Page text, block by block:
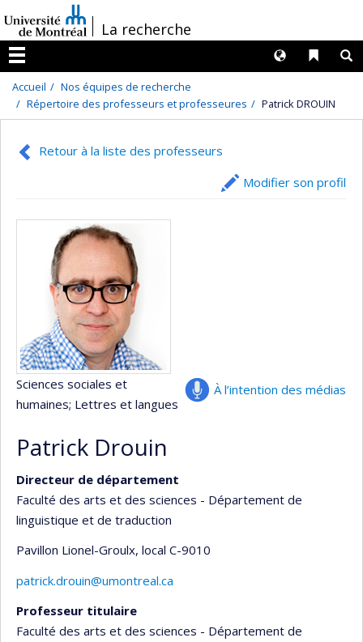
au
contenu
/La recherche
Menu
Liens
Langues
Accueil
Nos équipes de recherche
Répertoire des professeurs et professeures
Patrick DROUIN
Retour à la liste des professeurs
Modifier son profil
À l’intention des médias
Sciences sociales et
humaines; Lettres et langues
Patrick Drouin
Directeur de département
Faculté des arts et des sciences - Département de
linguistique et de traduction
Pavillon Lionel-Groulx, local C-9010
patrick.drouin@umontreal.ca
Professeur titulaire
Faculté des arts et des sciences - Département de